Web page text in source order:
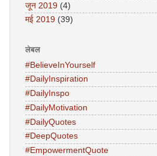
जून 2019 (4)
मई 2019 (39)
लेबल
#BelieveInYourself
#DailyInspiration
#DailyInspo
#DailyMotivation
#DailyQuotes
#DeepQuotes
#EmpowermentQuote